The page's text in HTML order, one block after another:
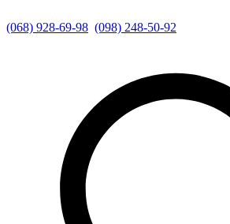
(068) 928-69-98 (098) 248-50-92